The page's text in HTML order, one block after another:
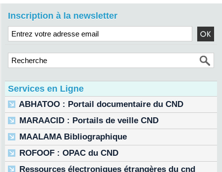
Inscription à la newsletter
Services en Ligne
ABHATOO : Portail documentaire du CND
MARAACID : Portails de veille CND
MAALAMA Bibliographique
ROFOOF : OPAC du CND
Ressources électroniques étrangères du cnd